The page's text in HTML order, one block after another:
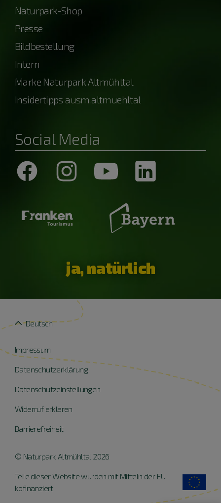
Naturpark-Shop
Presse
Bildbestellung
Intern
Marke Naturpark Altmühltal
Insidertipps ausm.altmuehltal
Social Media
ja, natürlich
Impressum
Datenschutzerklärung
Datenschutzeinstellungen
Widerruf erklären
Barrierefreiheit
Deutsch
© Naturpark Altmühltal 2026
Teile dieser Website wurden mit Mitteln der EU
kofinanziert